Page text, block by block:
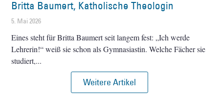
Britta Baumert, Katholische Theologin
5. Mai 2026
Eines steht für Britta Baumert seit langem fest: „Ich werde
Lehrerin!“ weiß sie schon als Gymnasiastin. Welche Fächer sie
studiert,
Weitere Artikel